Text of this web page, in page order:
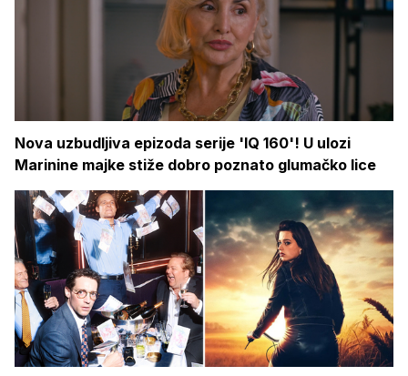
Nova uzbudljiva epizoda serije 'IQ 160'! U ulozi
Marinine majke stiže dobro poznato glumačko lice